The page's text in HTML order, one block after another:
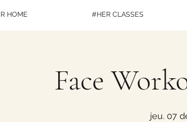
HOME #HER CLASSES
Face
jeu. 07